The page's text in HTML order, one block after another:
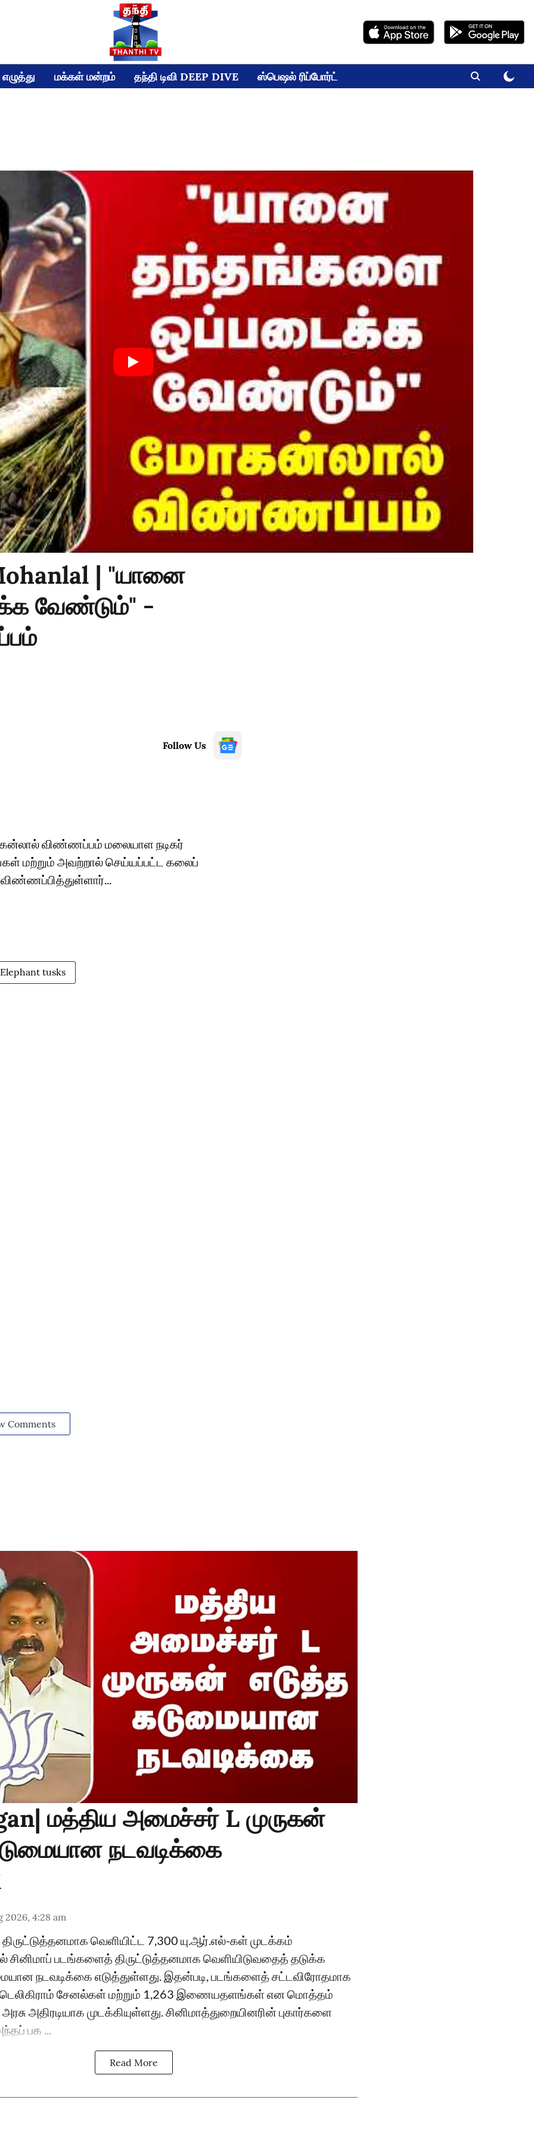
மக்கள் மன்றம் தந்தி டிவி DEEP DIVE ஸ்பெஷல் ரிப்போர்ட்
| "யானை
வேண்டும்" -
Follow Us
விண்ணப்பம் மலையாள நடிகர்
மற்றும் அவற்றால் செய்யப்பட்ட கலைப்
Elephant tusks
Comments
மத்திய அமைச்சர் L முருகன்
நடவடிக்கை
2026, 4:28 am
வெளியிட்ட 7,300 யு.ஆர்.எல்-கள் முடக்கம்
படங்களைத் திருட்டுத்தனமாக வெளியிடுவதைத் தடுக்க
நடவடிக்கை எடுத்துள்ளது. இதன்படி, படங்களைத் சட்டவிரோதமாக
டெலிகிராம் சேனல்கள் மற்றும் 1,263 இணையதளங்கள் என மொத்தம்
அதிரடியாக முடக்கியுள்ளது. சினிமாத்துறையினரின் புகார்களை
பக ...
Read More